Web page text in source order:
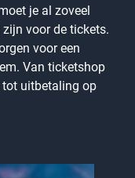
je al zoveel
voor de tickets.
voor een
Van ticketshop
uitbetaling op